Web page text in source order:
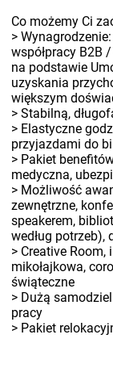
Co możemy Ci
>
współpracy B2B
na podstawie
uzyskania
większym
> Stabilną,
> Elastyczne
przyjazdami do
> Pakiet
medyczna,
> Możliwość
zewnętrzne,
speakerem,
według potrzeb),
> Creative
mikołajkowa,
świąteczne
> Dużą
pracy
> Pakiet